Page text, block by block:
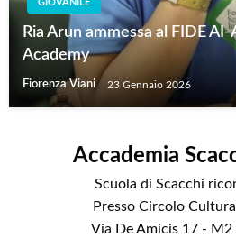
GIOVANILE
Ria Arun ammessa al FIDE
Academy
Fiorenza Viani 23 Gennaio 2026
Accademia
Scuola di Scacchi
Presso Circolo
Via De Amicis 17 - M2